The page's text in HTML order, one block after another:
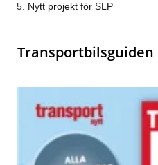
Nytt projekt för SLP
Transportbilsguiden